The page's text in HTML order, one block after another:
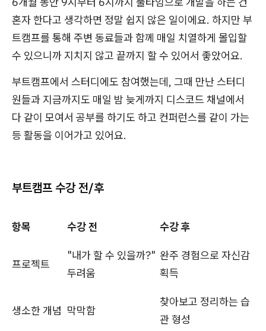
혼자 한다고 생각하면 정말 쉽지 않은 일이에요. 하지만 부
트캠프를 통해 주변 동료들과 함께 매일 치열하게 몰입할
수 있으니까 지치지 않고 끝까지 할 수 있어서 좋았어요.
부트캠프에서 스터디에도 참여했는데, 그때 만난 스터디
원들과 지금까지도 매일 밤 늦게까지 디스코드 채널에서
다 같이 모여서 공부를 하기도 하고 컨퍼런스를 같이 가는
등 활동을 이어가고 있어요.
부트캠프 수강 전/후
항목 수강 전 수강 후
프로젝트
"내가 할 수 있을까?"
두려움
완주 경험으로 자신감
획득
생소한 개념 막막함
찾아보고 정리하는 습
관 형성